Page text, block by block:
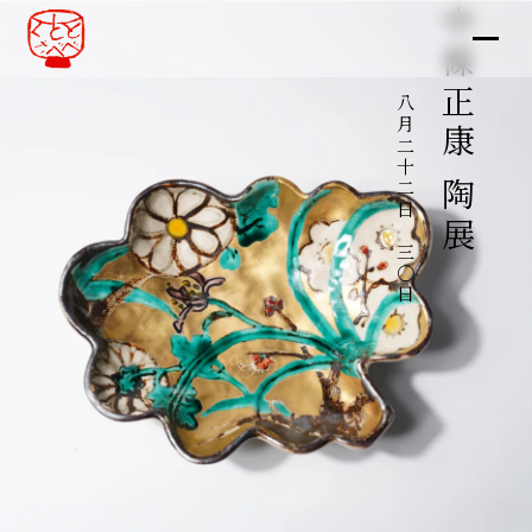
中條正康 陶展
八月二十二日～三〇日